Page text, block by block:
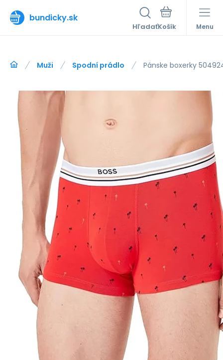
bundicky.sk
Hľadať Menu
Muži Spodní prádlo Pánske boxerky